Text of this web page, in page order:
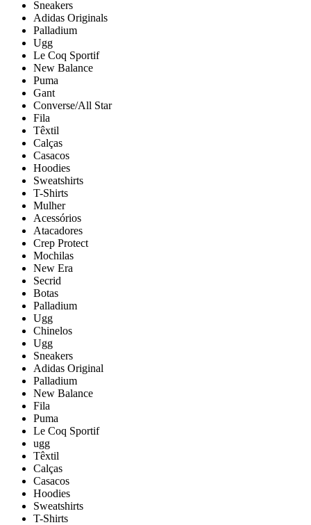
Sneakers
Adidas Originals
Palladium
Ugg
Le Coq Sportif
New Balance
Puma
Gant
Converse/All Star
Fila
Têxtil
Calças
Casacos
Hoodies
Sweatshirts
T-Shirts
Mulher
Acessórios
Atacadores
Crep Protect
Mochilas
New Era
Secrid
Botas
Palladium
Ugg
Chinelos
Ugg
Sneakers
Adidas Original
Palladium
New Balance
Fila
Puma
Le Coq Sportif
ugg
Têxtil
Calças
Casacos
Hoodies
Sweatshirts
T-Shirts